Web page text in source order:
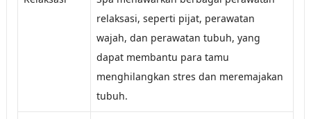
relaksasi, seperti pijat, perawatan
wajah, dan perawatan tubuh, yang
dapat membantu para tamu
menghilangkan stres dan meremajakan
tubuh.